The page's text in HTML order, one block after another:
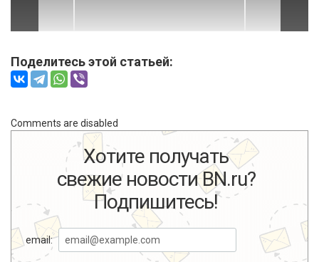
Поделитесь этой статьей:
Comments are disabled
Хотите получать
свежие новости BN.ru?
Подпишитесь!
email: